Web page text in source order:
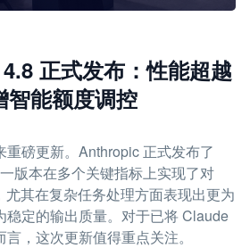
正式发布：性能超越
智能额度调控
重磅更新。Anthropic 正式发布了
版本在多个关键指标上实现了对
尤其在复杂任务处理方面表现出更为
稳定的输出质量。对于已将 Claude
，这次更新值得重点关注。